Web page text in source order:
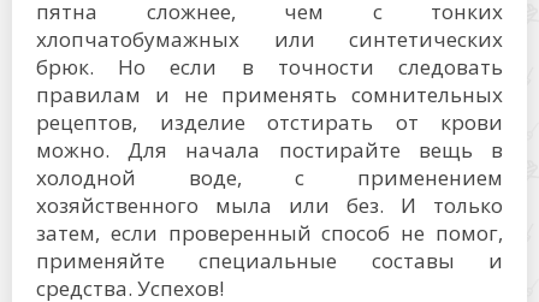
пятна сложнее, чем с тонких
хлопчатобумажных или синтетических
брюк. Но если в точности следовать
правилам и не применять сомнительных
рецептов, изделие отстирать от крови
можно. Для начала постирайте вещь в
холодной воде, с применением
хозяйственного мыла или без. И только
затем, если проверенный способ не помог,
применяйте специальные составы и
средства. Успехов!